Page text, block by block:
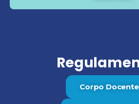
Corpo Docente